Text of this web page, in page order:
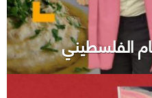
الفلسطيني